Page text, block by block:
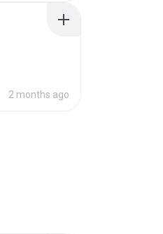
2 months ago